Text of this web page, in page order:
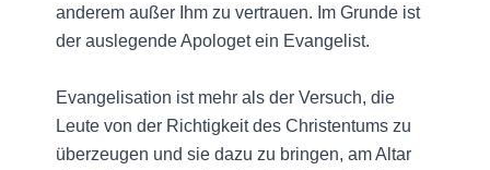
anderem außer Ihm zu vertrauen. Im Grunde ist
der auslegende Apologet ein Evangelist.
Evangelisation ist mehr als der Versuch, die
Leute von der Richtigkeit des Christentums zu
überzeugen und sie dazu zu bringen, am Altar